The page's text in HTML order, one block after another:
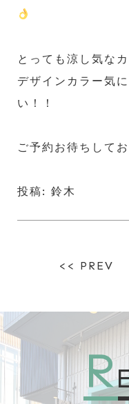
とっても涼し気な
デザインカラー気
い！！
ご予約お待ちしてお
投稿: 鈴木
<< PREV
R